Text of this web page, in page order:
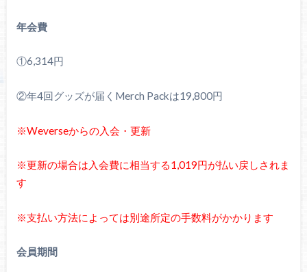
年会費
①6,314円
②年4回グッズが届くMerch Packは19,800円
※Weverseからの入会・更新
※更新の場合は入会費に相当する1,019円が払い戻しされま
す
※支払い方法によっては別途所定の手数料がかかります
会員期間